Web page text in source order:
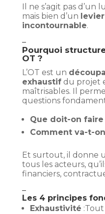
Il ne s’agit pas
mais bien d’un
incontournable.
–
Pourquoi
OT ?
L’OT est un
exhaustifdu projet
maîtrisables. Il
questions
Que doit-on faire
Comment va-t-
Et surtout, il donne
tous les acteurs,
financiers,
–
Les 4 principes
Exhaustivité